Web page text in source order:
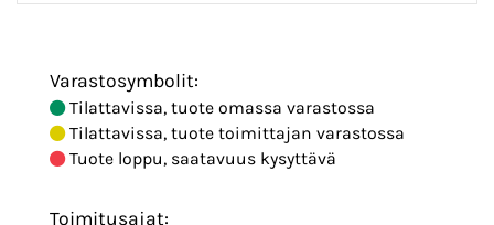
Varastosymbolit:
Tilattavissa, tuote omassa varastossa
Tilattavissa, tuote toimittajan varastossa
Tuote loppu, saatavuus kysyttävä
Toimitusajat: